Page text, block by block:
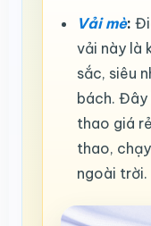
Vải mè:
vải này là
sắc, siêu
bách. Đây
thao giá
thao,
ngoài trời.